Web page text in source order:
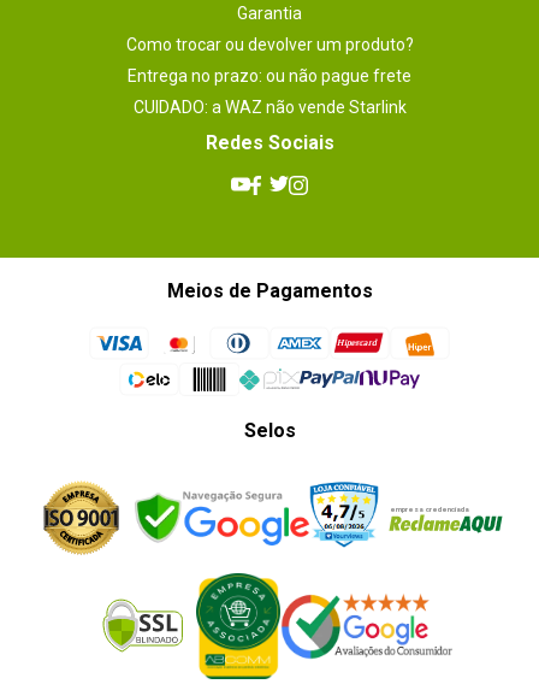
Garantia
Como trocar ou devolver um produto?
Entrega no prazo: ou não pague frete
CUIDADO: a WAZ não vende Starlink
Redes Sociais
Meios de Pagamentos
Selos